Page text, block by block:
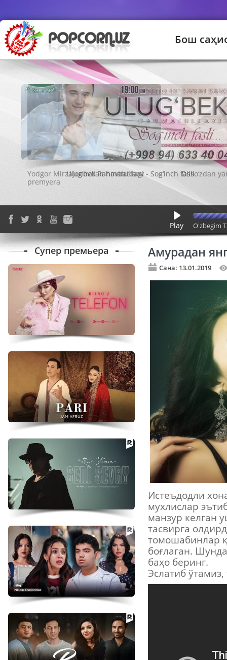
Бош
Ulug‘bek Rahmatullaev - Sog‘inch fasli
Play O'zbegim
Амурадан
Сана: 13.01.2019
Истеъдодли
мухлислар
манзур келган
тасвирга
томошабинлар
боғлаган.
баҳо беринг.
Эслатиб
Супер премьера